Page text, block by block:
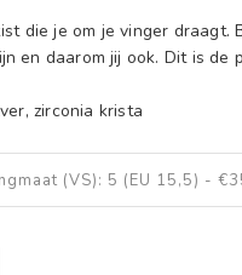
die je om je vinger draagt.
en daarom jij ook. Dit is de
zirconia krista
(VS): 5 (EU 15,5) -